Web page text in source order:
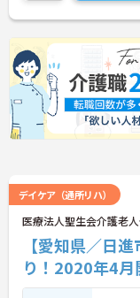
デイケア（通所リハ）
医療法人聖生会介護老
【愛知県／日
り！2020年4